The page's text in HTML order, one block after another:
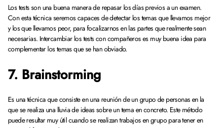
Los tests son una buena manera de repasar los días previos a un examen.
Con esta técnica seremos capaces de detectar los temas que llevamos mejor
y los que llevamos peor, para focalizarnos en las partes que realmente sean
necesarias. Intercambiar los tests con compañeros es muy buena idea para
complementar los temas que se han obviado.
7. Brainstorming
Es una técnica que consiste en una reunión de un grupo de personas en la
que se realiza una lluvia de ideas sobre un tema en concreto. Este método
puede resultar muy útil cuando se realizan trabajos en grupo para tener en